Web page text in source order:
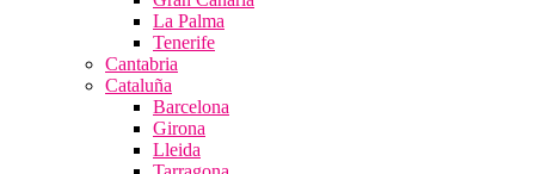
La Palma
Tenerife
Cantabria
Cataluña
Barcelona
Girona
Lleida